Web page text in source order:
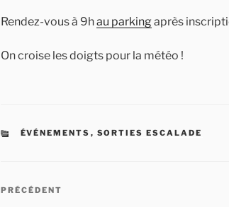
Rendez-vous à 9hau parkingaprès
On croise les doigts pour la météo !
CATÉGORIES
ÉVÉNEMENTS , SORTIES ESCALADE
Navigation
Article
PRÉCÉDENT